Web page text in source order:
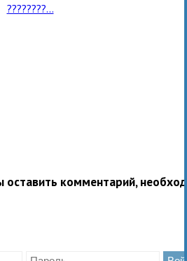
????????...
оставить комментарий,